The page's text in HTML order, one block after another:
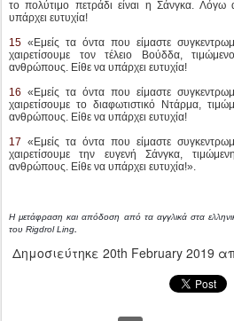
16 «Εμείς τα όντα που είμαστε
χαιρετίσουμε το διαφωτιστικό Ντάρμα,
17«Εμείς τα όντα που είμαστε
χαιρετίσουμε την ευγενή Σάνγκα,
του Rigdrol Ling.
Δημοσιεύτηκε20th February 2019